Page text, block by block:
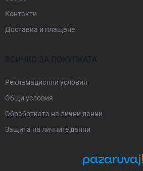
Контакти
Доставка и плащане
ВСИЧКО ЗА ПОКУПКАТА
Рекламационни условия
Общи условия
Oбработката на лични данни
Защита на личните данни